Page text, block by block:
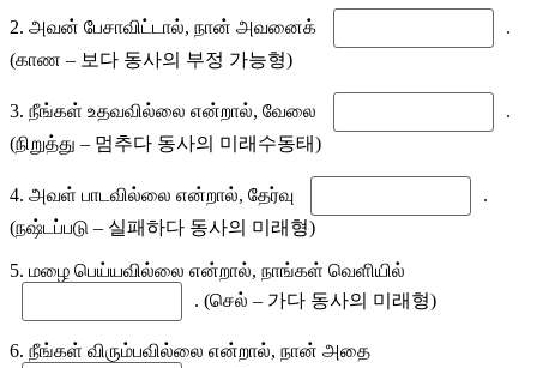
2. அவன் பேசாவிட்டால், நான் அவனைக்
.
(காண – 보다 동사의 부정 가능형)
3. நீங்கள் உதவவில்லை என்றால், வேலை
.
(நிறுத்து – 멈추다 동사의 미래수동태)
4. அவள் பாடவில்லை என்றால், தேர்வு
.
(நஷ்டப்படு – 실패하다 동사의 미래형)
5. மழை பெய்யவில்லை என்றால், நாங்கள் வெளியில்
. (செல் – 가다 동사의 미래형)
6. நீங்கள் விரும்பவில்லை என்றால், நான் அதை